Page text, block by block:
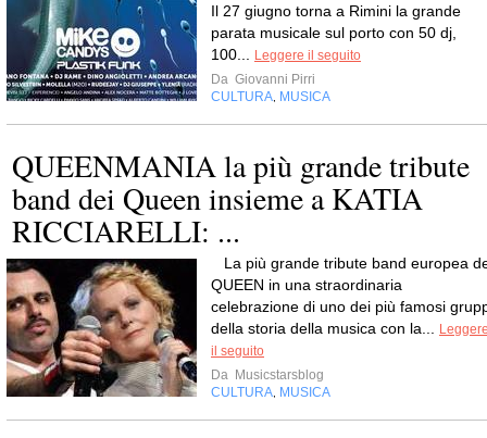
Il 27 giugno torna a Rimini la grande
parata musicale sul porto con 50 dj,
100...
Leggere il seguito
Da Giovanni Pirri
CULTURA MUSICA
QUEENMANIA la più grande tribute
band dei Queen insieme a KATIA
RICCIARELLI: ...
La più grande tribute band europea
QUEEN in una straordinaria
celebrazione di uno dei più famosi
della storia della musica con la...
il seguito
Da Musicstarsblog
CULTURA MUSICA